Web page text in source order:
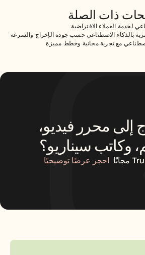
ذات الصلة
لخدمة العملاء الافتراضية
بالذكاء الاصطناعي حسب جودة الإخراج والسرعة
مع تجربة مجانية وخطط مميزة
وكاتب سيناريو؟
احجز عرضًا توضيحيًا